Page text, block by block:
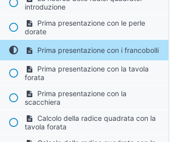
introduzione
Prima presentazione con le perle
dorate
Prima presentazione con i francobolli
Prima presentazione con la tavola
forata
Prima presentazione con la
scacchiera
Calcolo della radice quadrata con la
tavola forata